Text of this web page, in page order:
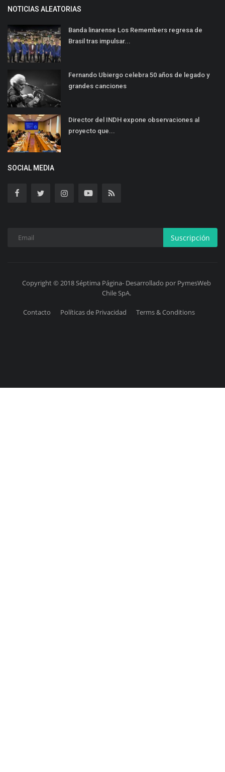
NOTICIAS ALEATORIAS
Banda linarense Los Remembers regresa de
Brasil tras impulsar...
Fernando Ubiergo celebra 50 años de legado y
grandes canciones
Director del INDH expone observaciones al
proyecto que...
SOCIAL MEDIA
Suscripción
Copyright © 2018 Séptima Página- Desarrollado por PymesWeb
Chile SpA.
Contacto Políticas de Privacidad Terms & Conditions